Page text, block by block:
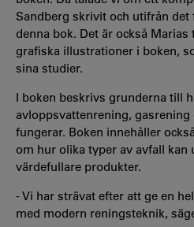
Sandberg skrivit och utifrån
denna bok. Det är också
grafiska illustrationer i boken,
sina studier.
I boken beskrivs grunderna till
avloppsvattenrening,
fungerar. Boken innehåller
om hur olika typer av avfall kan
värdefullare produkter.
- Vi har strävat efter att ge en
med modern reningsteknik,